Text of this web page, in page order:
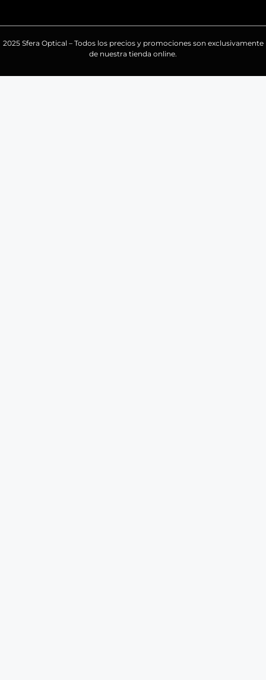
2025 Sfera Optical – Todos los precios y promociones son exclusivamente
de nuestra tienda online.